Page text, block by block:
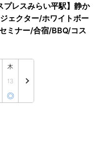
プレスみらい平駅】静か
ェクター/ホワイトボー
ミナー/合宿/BBQ/コス
木
13
◎